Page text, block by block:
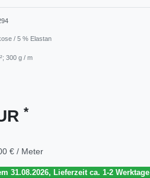
/ 5 % Elastan
300 g / m
*
€ / Meter
31.08.2026, Lieferzeit ca. 1-2 Werktage